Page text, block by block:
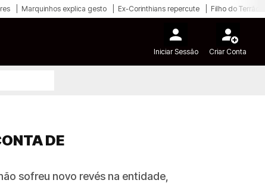
Marquinhos explica gesto Ex-Corinthians repercute Filho do Terrão
Iniciar Sessão Criar Conta
DE
sofreu novo revés na entidade,